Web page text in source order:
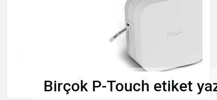
Birçok P-Touch etiket
Bu ürünün fiyat bilgisi, resim, ürün açıklamalarında ve diğer